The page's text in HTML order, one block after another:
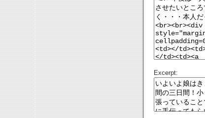
Excerpt: